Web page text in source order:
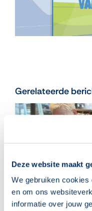
Deze website maakt
We gebruiken cookies
en om ons
informatie over jouw
Gerelateerde